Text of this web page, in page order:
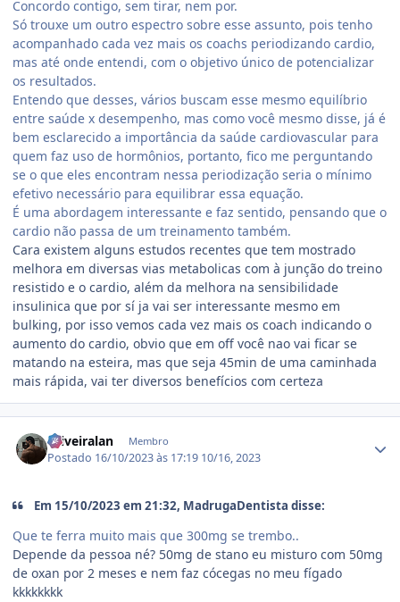
Concordo contigo, sem tirar, nem por.
Só trouxe um outro espectro sobre esse assunto, pois tenho
acompanhado cada vez mais os coachs periodizando cardio,
mas até onde entendi, com o objetivo único de potencializar
os resultados.
Entendo que desses, vários buscam esse mesmo equilíbrio
entre saúde x desempenho, mas como você mesmo disse, já é
bem esclarecido a importância da saúde cardiovascular para
quem faz uso de hormônios, portanto, fico me perguntando
se o que eles encontram nessa periodização seria o mínimo
efetivo necessário para equilibrar essa equação.
É uma abordagem interessante e faz sentido, pensando que o
cardio não passa de um treinamento também.
Cara existem alguns estudos recentes que tem mostrado
melhora em diversas vias metabolicas com à junção do treino
resistido e o cardio, além da melhora na sensibilidade
insulinica que por sí ja vai ser interessante mesmo em
bulking, por isso vemos cada vez mais os coach indicando o
aumento do cardio, obvio que em off você nao vai ficar se
matando na esteira, mas que seja 45min de uma caminhada
mais rápida, vai ter diversos benefícios com certeza
Oliveiralan Membro
Postado 16/10/2023 às 17:19 10/16, 2023
Em 15/10/2023 em 21:32, MadrugaDentista disse:
Que te ferra muito mais que 300mg se trembo..
Depende da pessoa né? 50mg de stano eu misturo com 50mg
de oxan por 2 meses e nem faz cócegas no meu fígado
kkkkkkkk